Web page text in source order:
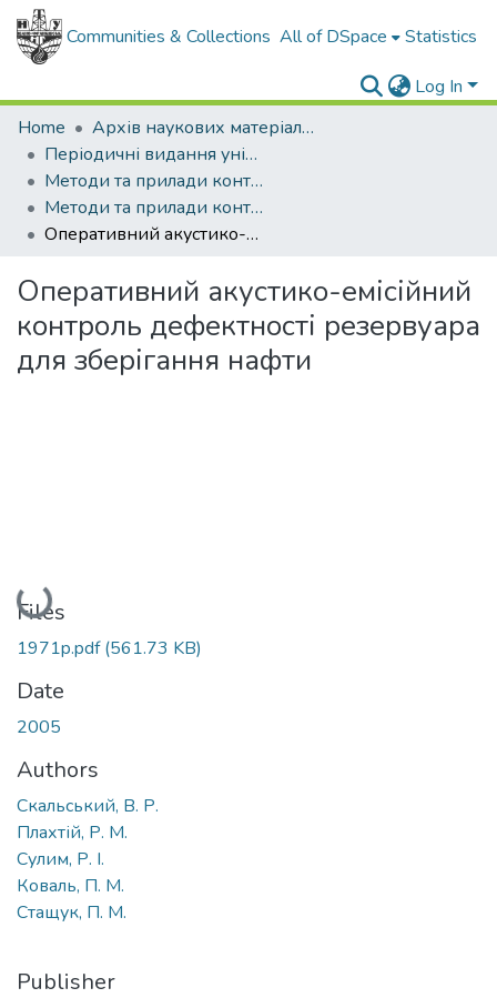
Communities & Collections All of DSpace Statistics
Log In
Home
Архів наукових матеріалів
Періодичні видання університету
Методи та прилади контролю якості
Методи та прилади контролю якості - 2005 - №15
Оперативний акустико-емісійний контроль дефектності резервуара для зберігання нафти
Оперативний акустико-емісійний
контроль дефектності резервуара
для зберігання нафти
Loading...
Files
1971p.pdf(561.73 KB)
Date
2005
Authors
Скальський, В. Р.
Плахтій, Р. М.
Сулим, Р. І.
Коваль, П. М.
Стащук, П. М.
Publisher